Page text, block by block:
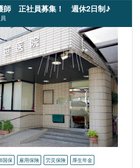
正社員募集！ 週休2日制♪
国保 雇用保険 労災保険
厚生年金